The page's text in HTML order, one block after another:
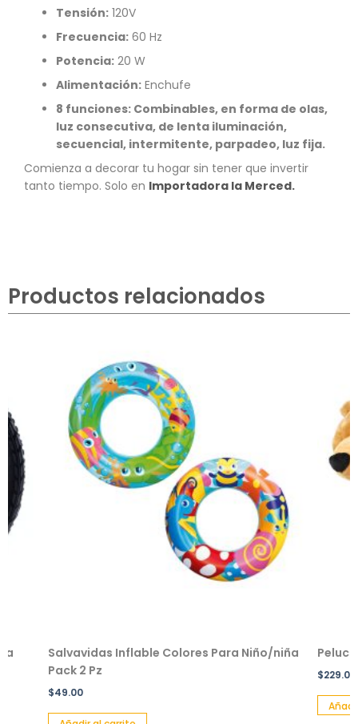
Tensión: 120V
Frecuencia: 60 Hz
Potencia: 20 W
Alimentación: Enchufe
8 funciones: Combinables, en forma de olas,
luz consecutiva, de lenta iluminación,
secuencial, intermitente, parpadeo, luz fija.
Comienza a decorar tu hogar sin tener que invertir
tanto tiempo. Solo en Importadora la Merced.
Productos relacionados
Salvavidas Inflable Colores Para Niño/niña
Pack 2 Pz
49.00
Peluche
229.00
Añadir al